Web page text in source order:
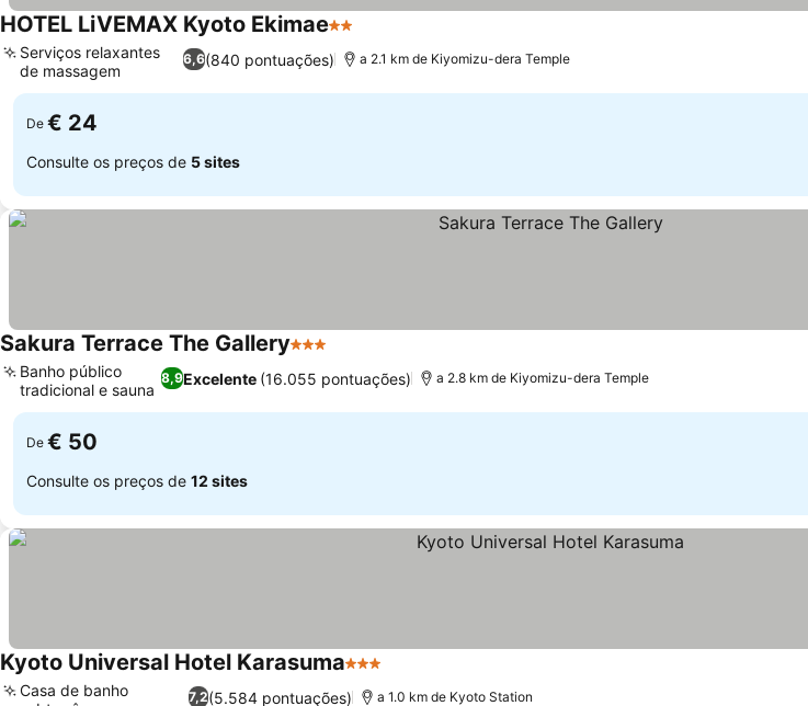
HOTEL LiVEMAX Kyoto Ekimae2 Estrelas
6,6(840 pontuações)
Serviços relaxantes
de massagem
a 2.1 km de Kiyomizu-dera Temple
De € 24
Consulte os preços de 5 sites
Sakura Terrace The Gallery3 Estrelas
8,9Excelente (16.055 pontuações)
Banho público
tradicional e sauna
a 2.8 km de Kiyomizu-dera Temple
De € 50
Consulte os preços de 12 sites
Kyoto Universal Hotel Karasuma3 Estrelas
7,2(5.584 pontuações)
Casa de banho
a 1.0 km de Kyoto Station